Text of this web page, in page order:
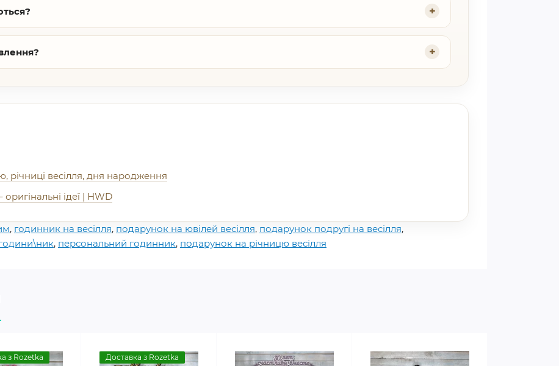
річниці весілля, дня народження
ідеї | HWD
, годинник на весілля, подарунок на ювілей весілля, подарунок подругі на весілля,
, персональний годинник, подарунок на річницю весілля
з Rozetka Доставка з Rozetka